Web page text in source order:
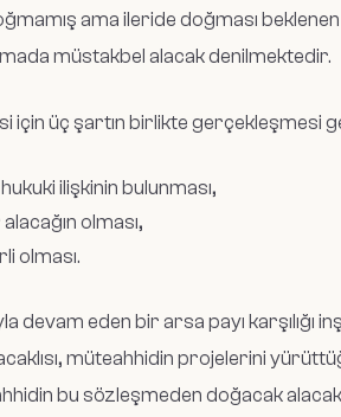
ama ileride doğması beklenen
müstakbel alacak denilmektedir.
için üç şartın birlikte gerçekleşmesi
ilişkinin bulunması,
olması,
olması.
devam eden bir arsa payı karşılığı
müteahhidin projelerini
bu sözleşmeden doğacak